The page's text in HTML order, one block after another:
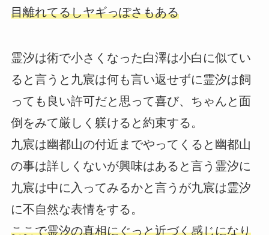
目離れてるしヤギっぽさもある
霊汐は術で小さくなった白澤は小白に似てい
ると言うと九宸は何も言い返せずに霊汐は飼
っても良い許可だと思って喜び、ちゃんと面
倒をみて厳しく躾けると約束する。
九宸は幽都山の付近までやってくると幽都山
の事は詳しくないが興味はあると言う霊汐に
九宸は中に入ってみるかと言うが九宸は霊汐
に不自然な表情をする。
ここで霊汐の真相にぐっと近づく感じになり